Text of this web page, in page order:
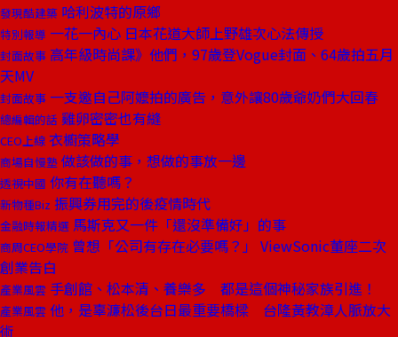
發現酷建築 哈利波特的原鄉
特別報導 一花一內心 日本花道大師上野雄次心法傳授
封面故事 高年級時尚課》他們，97歲登Vogue封面、64歲拍五月
天MV
封面故事 一支邀自己阿嬤拍的廣告，意外讓80歲爺奶們大回春
總編輯的話 雞卵密密也有縫
CEO上線 衣櫥策略學
商場自慢塾 做該做的事，想做的事放一邊
透視中國 你有在聽嗎？
新物種Biz 振興券用完的後疫情時代
金融時報精選 馬斯克又一件「還沒準備好」的事
商周CEO學院 曾想「公司有存在必要嗎？」 ViewSonic董座二次
創業告白
產業風雲 手創館、松本清、養樂多 都是這個神秘家族引進！
產業風雲 他，是辜濂松後台日最重要橋樑 台隆黃教漳人脈放大
術